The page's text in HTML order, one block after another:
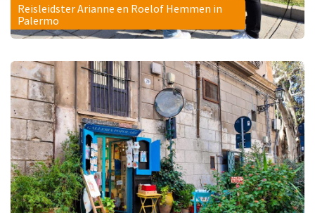
Reisleidster Arianne en Roelof Hemmen in
Palermo